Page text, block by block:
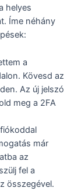
helyes
Íme néhány
a
Kövesd az
Az új jelszó
meg a 2FA
már
az
fel a
összegével.